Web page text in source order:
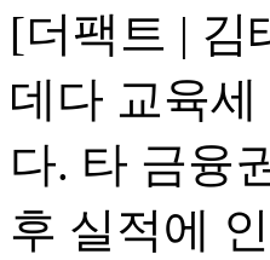
[더팩트 | 김
데다 교육
다. 타 금융
후 실적에